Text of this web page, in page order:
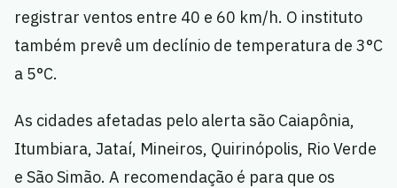
registrar ventos entre 40 e 60 km/h. O instituto
também prevê um declínio de temperatura de 3°C
a 5°C.
As cidades afetadas pelo alerta são Caiapônia,
Itumbiara, Jataí, Mineiros, Quirinópolis, Rio Verde
e São Simão. A recomendação é para que os